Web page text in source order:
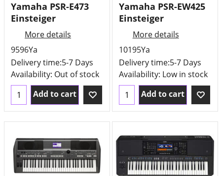
Yamaha PSR-E473
Einsteiger
More details
9596Ya
Delivery time:5-7 Days
Availability: Out of stock
Add to cart
Yamaha PSR-EW425
Einsteiger
More details
10195Ya
Delivery time:5-7 Days
Availability: Low in stock
Add to cart